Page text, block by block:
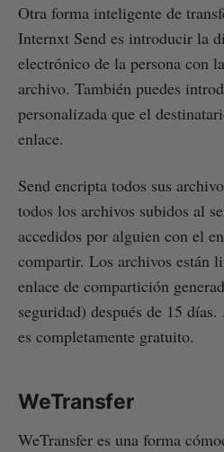
Otra forma inteligente de
Internxt Send es introducir la
electrónico de la persona con
archivo. También puedes
personalizada que el
enlace.
Send encripta todos sus
todos los archivos subidos al
accedidos por alguien con el
compartir. Los archivos están
enlace de compartición
seguridad) después de 15
es completamente gratuito.
WeTransfer
WeTransfer es una forma